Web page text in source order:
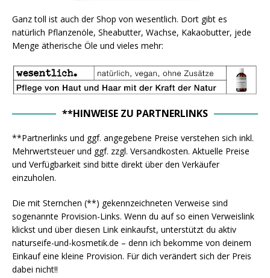
Ganz toll ist auch der Shop von wesentlich. Dort gibt es
natürlich Pflanzenöle, Sheabutter, Wachse, Kakaobutter, jede
Menge ätherische Öle und vieles mehr:
**HINWEISE ZU PARTNERLINKS
**Partnerlinks und ggf. angegebene Preise verstehen sich inkl.
Mehrwertsteuer und ggf. zzgl. Versandkosten. Aktuelle Preise
und Verfügbarkeit sind bitte direkt über den Verkäufer
einzuholen.
Die mit Sternchen (**) gekennzeichneten Verweise sind
sogenannte Provision-Links. Wenn du auf so einen Verweislink
klickst und über diesen Link einkaufst, unterstützt du aktiv
naturseife-und-kosmetik.de – denn ich bekomme von deinem
Einkauf eine kleine Provision. Für dich verändert sich der Preis
dabei nicht!!